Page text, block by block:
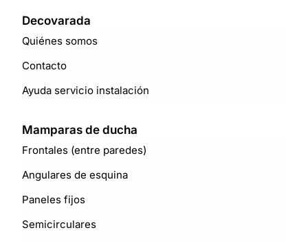
Decovarada
Quiénes somos
Contacto
Ayuda servicio instalación
Mamparas de ducha
Frontales (entre paredes)
Angulares de esquina
Paneles fijos
Semicirculares